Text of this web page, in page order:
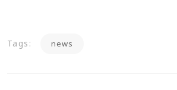
Tags: news